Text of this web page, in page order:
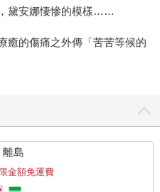
黛安娜悽慘的模樣……
癒的傷痛之外傳「苦苦等候的
離島
金額免運費